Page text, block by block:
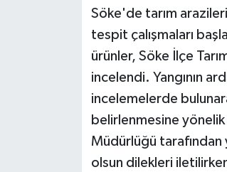
Söke'de tarım
tespit çalışmaları
ürünler, Söke İlçe
incelendi. Yangının
incelemelerde
belirlenmesine yönelik
Müdürlüğü tarafından
olsun dilekleri
Jandarma
KÜLTÜR SANAT
MAGAZİN